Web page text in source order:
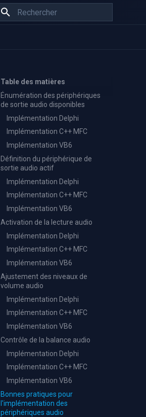
Table des matières
Énumération des périphériques
de sortie audio disponibles
Implémentation Delphi
Implémentation C++ MFC
Implémentation VB6
Définition du périphérique de
sortie audio actif
Implémentation Delphi
Implémentation C++ MFC
Implémentation VB6
Activation de la lecture audio
Implémentation Delphi
Implémentation C++ MFC
Implémentation VB6
Ajustement des niveaux de
volume audio
Implémentation Delphi
Implémentation C++ MFC
Implémentation VB6
Contrôle de la balance audio
Implémentation Delphi
Implémentation C++ MFC
Implémentation VB6
Bonnes pratiques pour
l'implémentation des
périphériques audio